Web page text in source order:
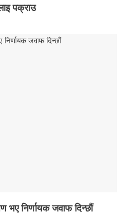
पक्राउ
भए निर्णायक जवाफ दिन्छौं